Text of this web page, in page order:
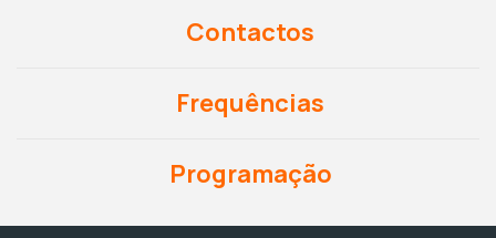
Contactos
Frequências
Programação